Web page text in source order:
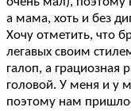
а мама, хоть и без
Хочу отметить, что
легавых своим
галоп, а грациозная
головой. У меня и у
поэтому нам